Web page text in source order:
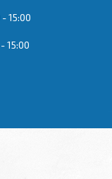
15:00
15:00